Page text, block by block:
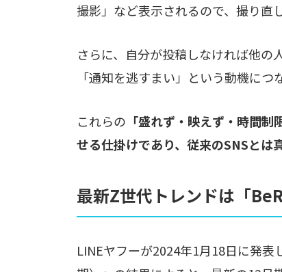
撮影」など表示されるので、撮り直
さらに、自分が投稿しなければ他の
「通知を逃すまい」という動機につ
これらの 「盛れず・映えず・時間
せる仕掛けであり、従来のSNSとは
最新Z世代トレンドは「
LINEヤフーが2024年1月18日に発